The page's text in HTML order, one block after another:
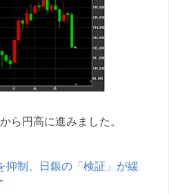
ら円高に進みました。
抑制、日銀の「検証」が緩